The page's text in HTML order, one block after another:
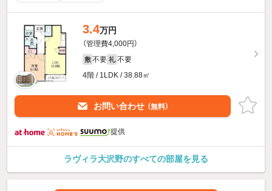
3.4万円
（管理費4,000円）
敷 不要 礼 不要
4階 / 1LDK / 38.88㎡
お問い合わせ （無料）
提供
ラヴィラ大沢野のすべての部屋を見る